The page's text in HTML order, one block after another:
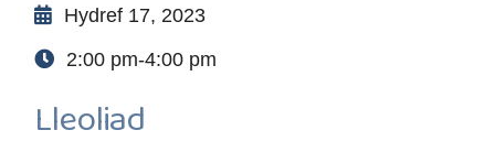
Hydref 17, 2023
2:00 pm-4:00 pm
Lleoliad